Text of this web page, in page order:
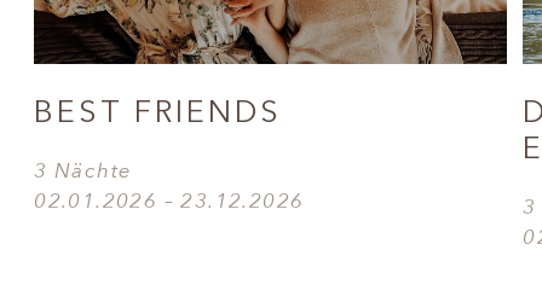
BEST FRIENDS
3 Nächte
02.01.2026 – 23.12.2026
3